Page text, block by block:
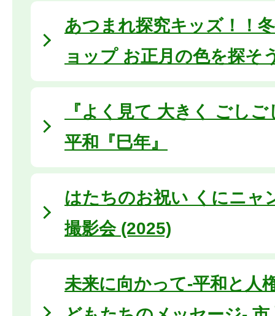
あつまれ探究キッズ！！
ョップ お正月の色を探そ
『よく見て 大きく ごし
平和『巳年』
はたちのお祝い くにニャ
撮影会 (2025)
未来に向かって-平和と人